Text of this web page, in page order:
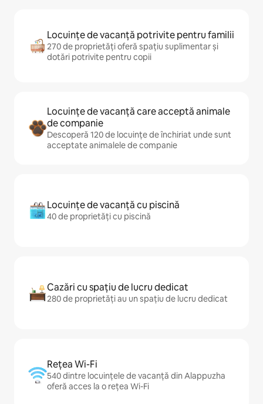
Locuințe de vacanță potrivite pentru familii
270 de proprietăți oferă spațiu suplimentar și
dotări potrivite pentru copii
Locuințe de vacanță care acceptă animale
de companie
Descoperă 120 de locuințe de închiriat unde sunt
acceptate animalele de companie
Locuințe de vacanță cu piscină
40 de proprietăți cu piscină
Cazări cu spațiu de lucru dedicat
280 de proprietăți au un spațiu de lucru dedicat
Rețea Wi-Fi
540 dintre locuințele de vacanță din Alappuzha
oferă acces la o rețea Wi-Fi